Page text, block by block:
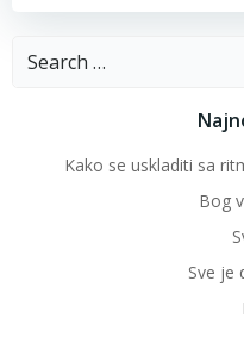
Search
Kako se uskladiti sa
Bog
Sve je